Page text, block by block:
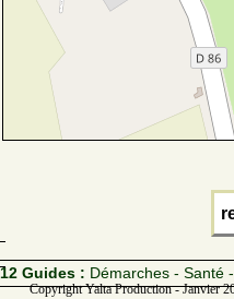
12 Guides : Démarches - Santé
Copyright Yalta Production - Janvier